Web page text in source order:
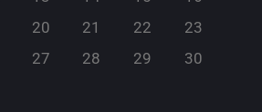
20 21 22
23
27 28 29
30